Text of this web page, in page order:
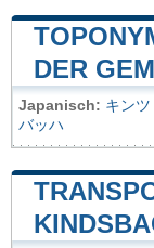
DER
Japanisch: キンツ
バッハ